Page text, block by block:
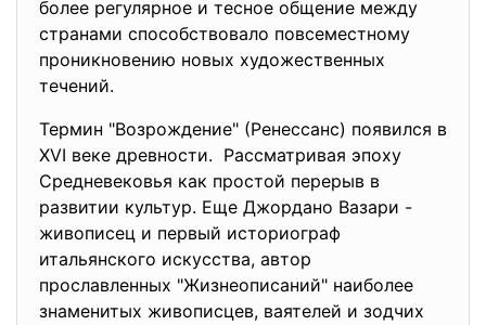
более регулярное и тесное общение между
странами способствовало повсеместному
проникновению новых художественных
течений.
Термин "Возрождение" (Ренессанс) появился в
XVI веке древности. Рассматривая эпоху
Средневековья как простой перерыв в
развитии культур. Еще Джордано Вазари -
живописец и первый историограф
итальянского искусства, автор
прославленных "Жизнеописаний" наиболее
знаменитых живописцев, ваятелей и зодчих